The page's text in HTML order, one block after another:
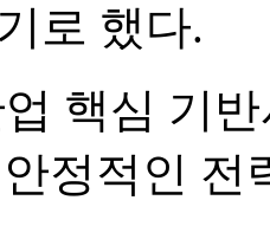
로 했다.
핵심 기
정적인 전